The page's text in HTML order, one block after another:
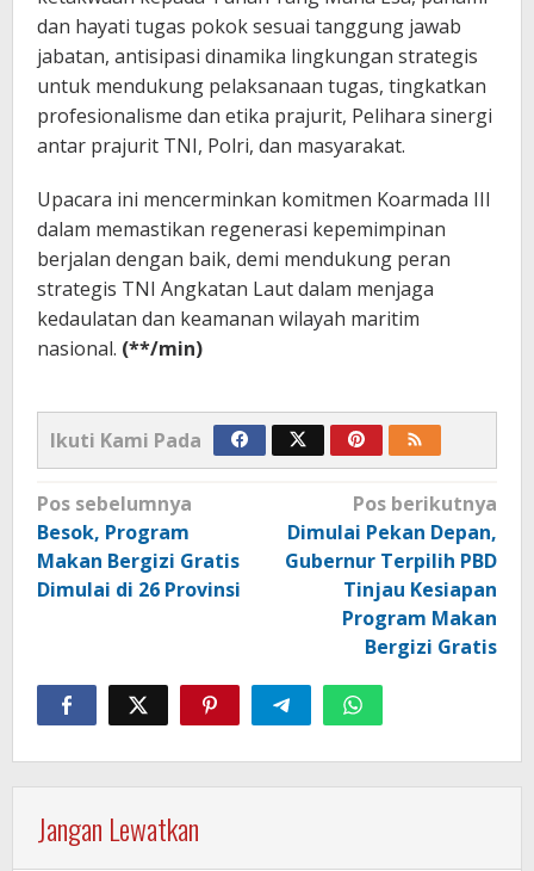
dan hayati tugas pokok sesuai tanggung jawab
jabatan, antisipasi dinamika lingkungan strategis
untuk mendukung pelaksanaan tugas, tingkatkan
profesionalisme dan etika prajurit, Pelihara sinergi
antar prajurit TNI, Polri, dan masyarakat.
Upacara ini mencerminkan komitmen Koarmada III
dalam memastikan regenerasi kepemimpinan
berjalan dengan baik, demi mendukung peran
strategis TNI Angkatan Laut dalam menjaga
kedaulatan dan keamanan wilayah maritim
nasional. (**/min)
Ikuti Kami Pada
Navigasi
pos
Pos sebelumnya
Besok, Program
Makan Bergizi Gratis
Dimulai di 26 Provinsi
Pos berikutnya
Dimulai Pekan Depan,
Gubernur Terpilih PBD
Tinjau Kesiapan
Program Makan
Bergizi Gratis
Jangan Lewatkan